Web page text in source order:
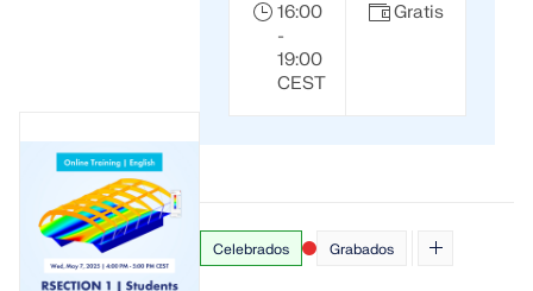
16:00
-
19:00
CEST
Gratis
Celebrados Grabados